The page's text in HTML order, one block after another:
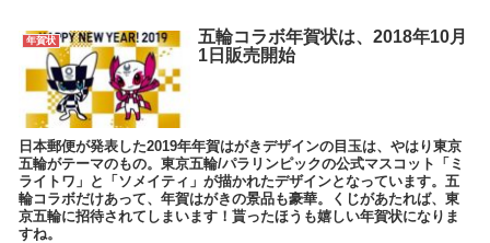
年賀状
五輪コラボ年賀状は、2018年10月
1日販売開始
日本郵便が発表した2019年年賀はがきデザインの目玉は、やはり東京
五輪がテーマのもの。東京五輪/パラリンピックの公式マスコット「ミ
ライトワ」と「ソメイティ」が描かれたデザインとなっています。五
輪コラボだけあって、年賀はがきの景品も豪華。くじがあたれば、東
京五輪に招待されてしまいます！貰ったほうも嬉しい年賀状になりま
すね。